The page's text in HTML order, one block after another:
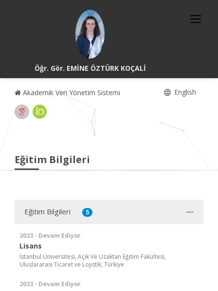
Öğr. Gör. EMİNE ÖZTÜRK KOÇALİ
Akademik Veri Yönetim Sistemi English
Eğitim Bilgileri
Eğitim Bilgileri 5
2023 - Devam Ediyor
Lisans
İstanbul Üniversitesi, Açık Ve Uzaktan Eğitim Fakültesi,
Uluslararası Ticaret ve Lojistik, Türkiye
2023 - Devam Ediyor